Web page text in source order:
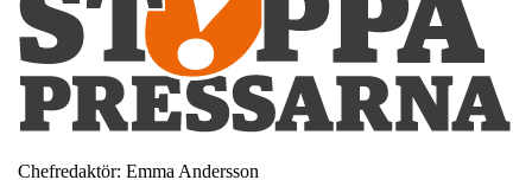
Chefredaktör: Emma Andersson